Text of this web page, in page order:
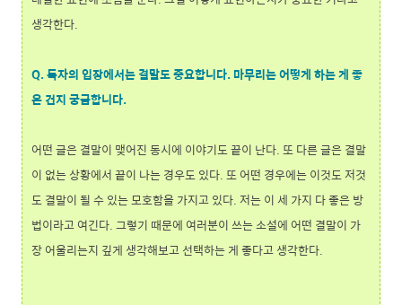
생각한다.
Q. 독자의 입장에서는 결말도 중요합니다. 마무리는 어떻게 하는 게 좋
은 건지 궁금합니다.
어떤 글은 결말이 맺어진 동시에 이야기도 끝이 난다. 또 다른 글은 결말
이 없는 상황에서 끝이 나는 경우도 있다. 또 어떤 경우에는 이것도 저것
도 결말이 될 수 있는 모호함을 가지고 있다. 저는 이 세 가지 다 좋은 방
법이라고 여긴다. 그렇기 때문에 여러분이 쓰는 소설에 어떤 결말이 가
장 어울리는지 깊게 생각해보고 선택하는 게 좋다고 생각한다.